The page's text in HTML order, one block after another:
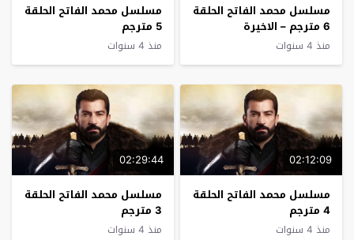
مسلسل محمد الفاتح الحلقة
6 مترجم – الاخيرة
منذ 4 سنوات
مسلسل محمد الفاتح الحلقة
5 مترجم
منذ 4 سنوات
02:12:09
مسلسل محمد الفاتح الحلقة
4 مترجم
منذ 4 سنوات
02:29:44
مسلسل محمد الفاتح الحلقة
3 مترجم
منذ 4 سنوات